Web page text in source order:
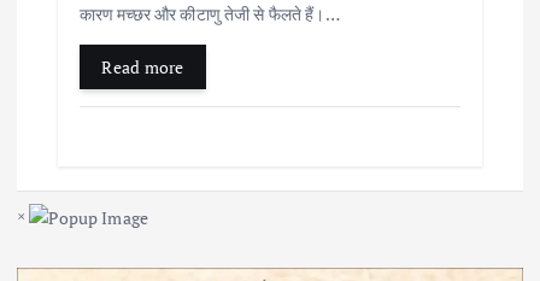
कारण मच्छर और कीटाणु तेजी से फैलते हैं।…
Read more
×